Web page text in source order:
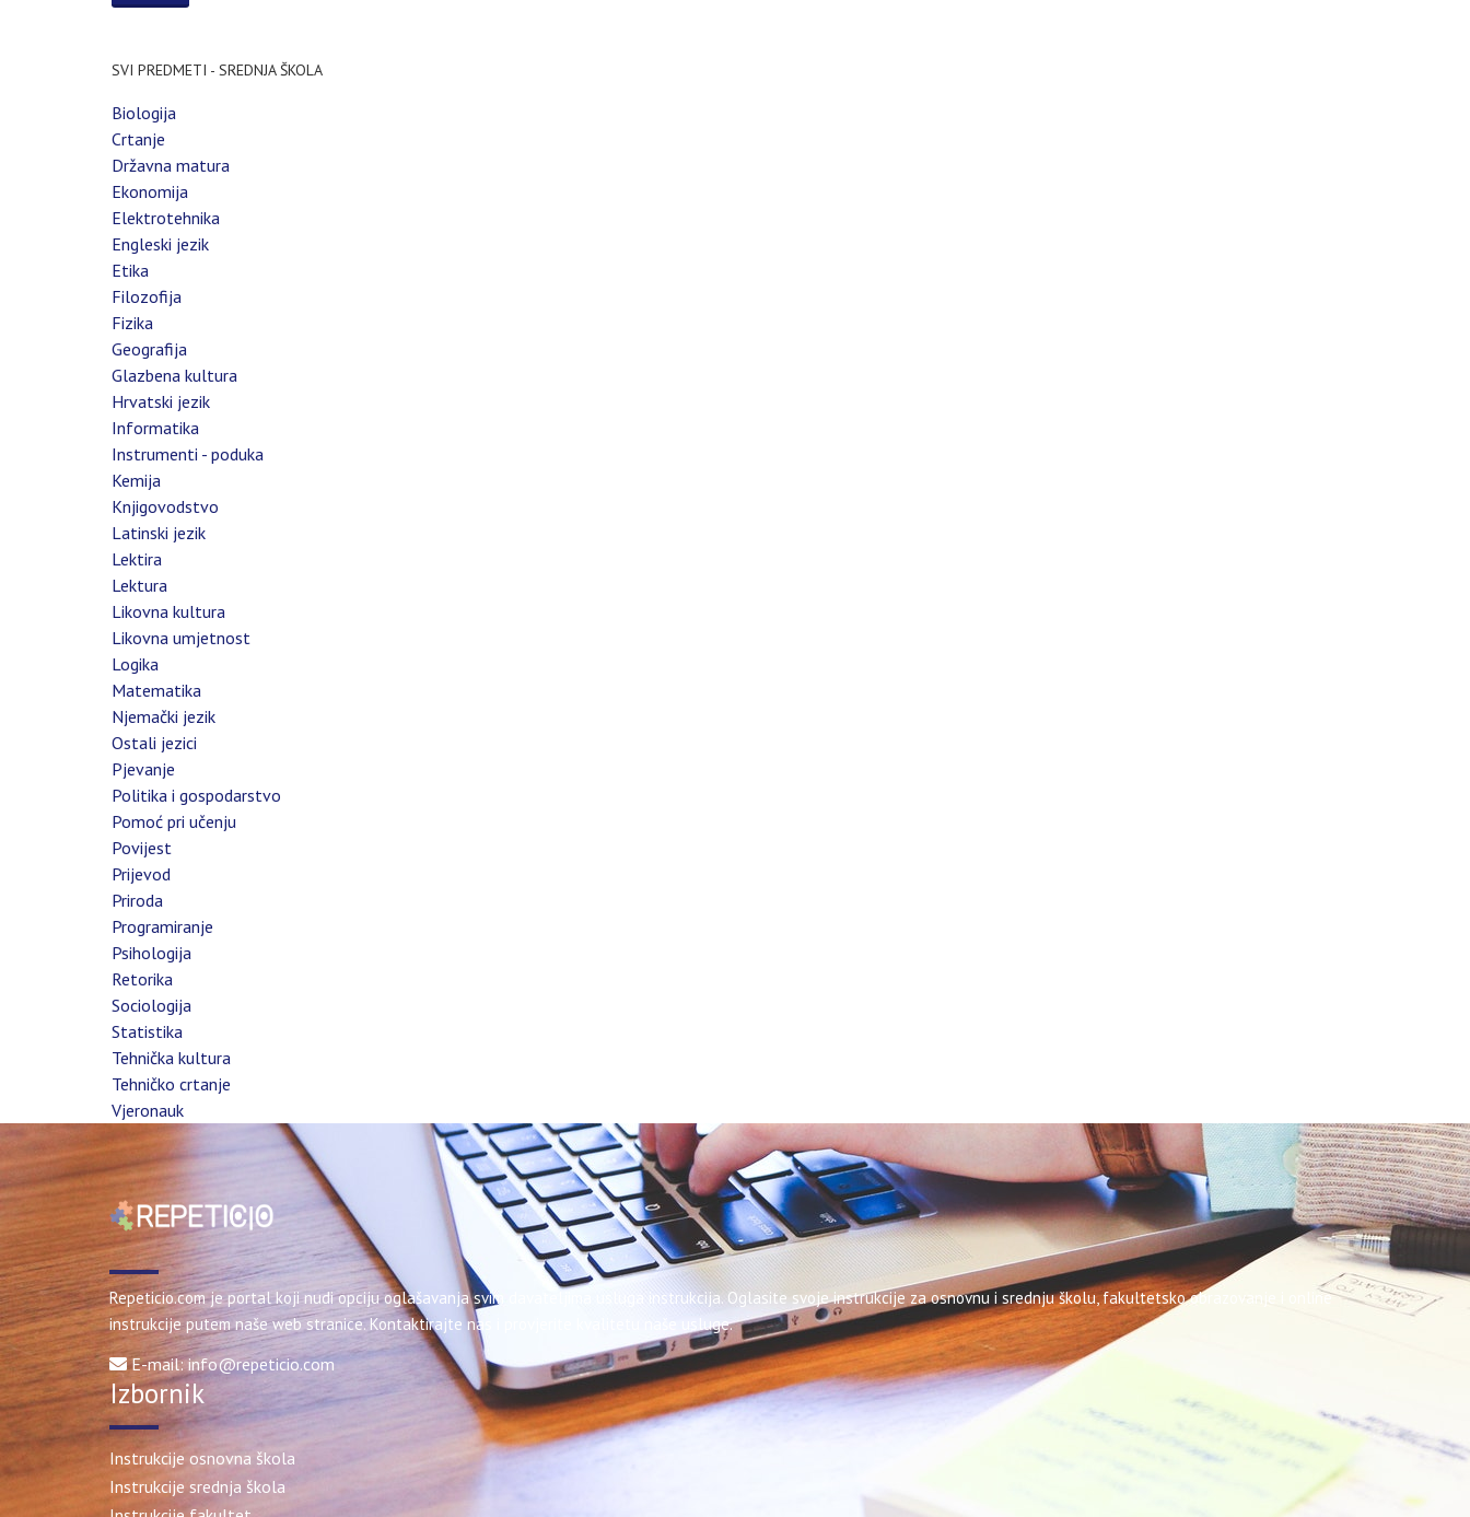
SVI PREDMETI - SREDNJA ŠKOLA
Biologija
Crtanje
Državna matura
Ekonomija
Elektrotehnika
Engleski jezik
Etika
Filozofija
Fizika
Geografija
Glazbena kultura
Hrvatski jezik
Informatika
Instrumenti - poduka
Kemija
Knjigovodstvo
Latinski jezik
Lektira
Lektura
Likovna kultura
Likovna umjetnost
Logika
Matematika
Njemački jezik
Ostali jezici
Pjevanje
Politika i gospodarstvo
Pomoć pri učenju
Povijest
Prijevod
Priroda
Programiranje
Psihologija
Retorika
Sociologija
Statistika
Tehnička kultura
Tehničko crtanje
Vjeronauk
Repeticio.com je portal koji nudi opciju oglašavanja svim davateljima usluga instrukcija. Oglasite svoje instrukcije za osnovnu i srednju školu, fakultetsko obrazovanje i online
instrukcije putem naše web stranice. Kontaktirajte nas i provjerite kvalitetu naše usluge.
E-mail: info@repeticio.com
Izbornik
Instrukcije osnovna škola
Instrukcije srednja škola